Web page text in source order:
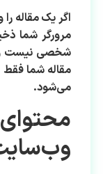
اگر یک مقاله
مرورگر شما
شخصی نیست و
مقاله شما
می‌شود.